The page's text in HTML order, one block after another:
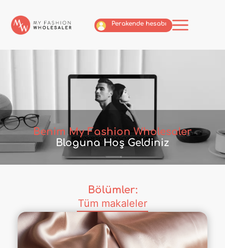
Perakende hesabı
Benim My Fashion Wholesaler
Bloguna Hoş Geldiniz
Bölümler:
Tüm makaleler